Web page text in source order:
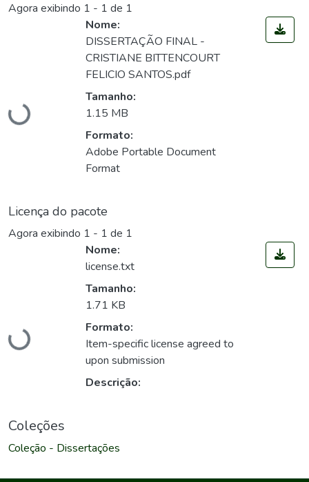
Agora exibindo 1 - 1 de 1
Carregando...
Nome:
DISSERTAÇÃO FINAL -
CRISTIANE BITTENCOURT
FELICIO SANTOS.pdf
Tamanho:
1.15 MB
Formato:
Adobe Portable Document
Format
Licença do pacote
Agora exibindo 1 - 1 de 1
Carregando...
Nome:
license.txt
Tamanho:
1.71 KB
Formato:
Item-specific license agreed to
upon submission
Descrição:
Coleções
Coleção - Dissertações